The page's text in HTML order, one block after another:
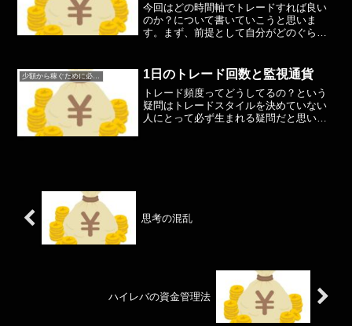
今回はどの時間軸でトレードすれば良い
のか？について書いていこうと思いま
す。まず、前提として自分がどのぐらい
トレードする時間軸も変わってくるかと
思います。まずは自分の性格...
少額から稼ぐために必要なこと 1日のトレード回数と監視通貨
トレード頻度ってどうしてるの？という
疑問はトレードスタイルを決めていない
人にとって必ず生まれる疑問だと思いま
思考の混乱
ハイレバの資金管理法